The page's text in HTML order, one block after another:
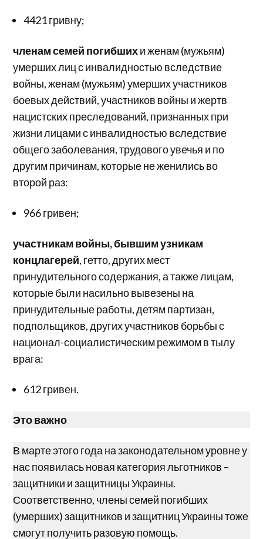
4421 гривну;
членам семей погибшихи женам (мужьям)
умерших лиц с инвалидностью вследствие
войны, женам (мужьям) умерших участников
боевых действий, участников войны и жертв
нацистских преследований, признанных при
жизни лицами с инвалидностью вследствие
общего заболевания, трудового увечья и по
другим причинам, которые не женились во
второй раз:
966 гривен;
участникам войны, бывшим узникам
концлагерей, гетто, других мест
принудительного содержания, а также лицам,
которые были насильно вывезены на
принудительные работы, детям партизан,
подпольщиков, других участников борьбы с
национал-социалистическим режимом в тылу
врага:
612 гривен.
Это важно
В марте этого года на законодательном уровне у
нас появилась новая категория льготников –
защитники и защитницы Украины.
Соответственно, члены семей погибших
(умерших) защитников и защитниц Украины тоже
смогут получить разовую помощь.